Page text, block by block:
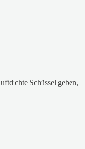
Schüssel geben,